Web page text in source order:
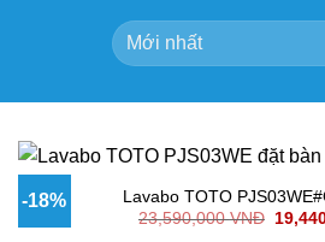
-18%
Lavabo TOTO
23,590,000VNĐ